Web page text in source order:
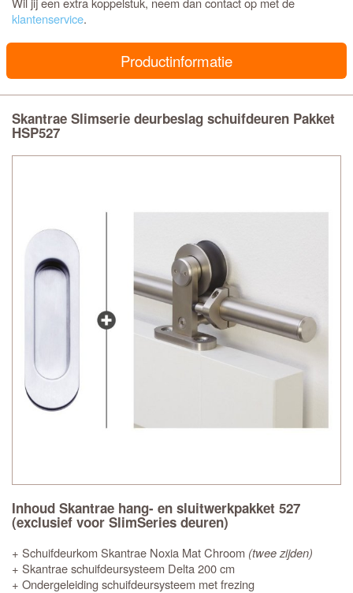
klantenservice.
Productinformatie
Skantrae Slimserie deurbeslag schuifdeuren Pakket
HSP527
Inhoud Skantrae hang- en sluitwerkpakket 527
(exclusief voor SlimSeries deuren)
+ Schuifdeurkom Skantrae Noxia Mat Chroom (twee zijden)
+ Skantrae schuifdeursysteem Delta 200 cm
+ Ondergeleiding schuifdeursysteem met frezing